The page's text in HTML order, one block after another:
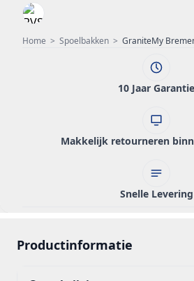
Home > Spoelbakken > GraniteMy Bremen granieten spoelbak 64x52 cm
10 Jaar Garantie
Makkelijk retourneren
Snelle Levering
Productinformatie